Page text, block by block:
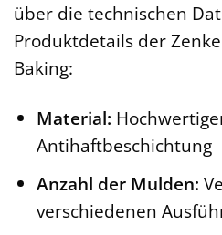
über die technischen
Produktdetails der
Baking:
Material:
Antihaftbeschichtung
Anzahl der Mulden:
verschiedenen